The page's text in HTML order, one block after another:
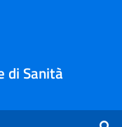
di Sanità